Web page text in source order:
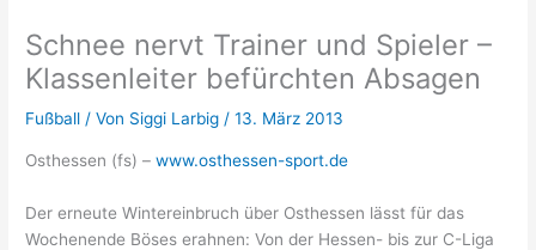
Schnee nervt Trainer und Spieler –
Klassenleiter befürchten Absagen
Fußball / Von Siggi Larbig/13. März 2013
Osthessen (fs) –www.osthessen-sport.de
Der erneute Wintereinbruch über Osthessen lässt für das
Wochenende Böses erahnen: Von der Hessen- bis zur C-Liga